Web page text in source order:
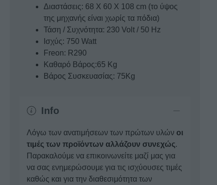
Διαστάσεις: 68 X 60 X 108 cm (το ύψος
της μηχανής είναι χωρίς τα πόδια)
Τάση / Συχνότητα: 230 Volt / 50 Hz
Ισχύς: 750 Watt
Freon: R290
Καθαρό Βάρος:65 Kg
Βάρος Συσκευασίας: 75Kg
Info
Λόγω των ανατιμήσεων των πρώτων υλών οι
τιμές των προϊόντων αλλάζουν συνεχώς.
Παρακαλούμε να επικοινωνείτε μαζί μας για
να σας ενημερώσουμε για τις ισχύουσες τιμές
καθώς και για την διαθεσιμότητα των